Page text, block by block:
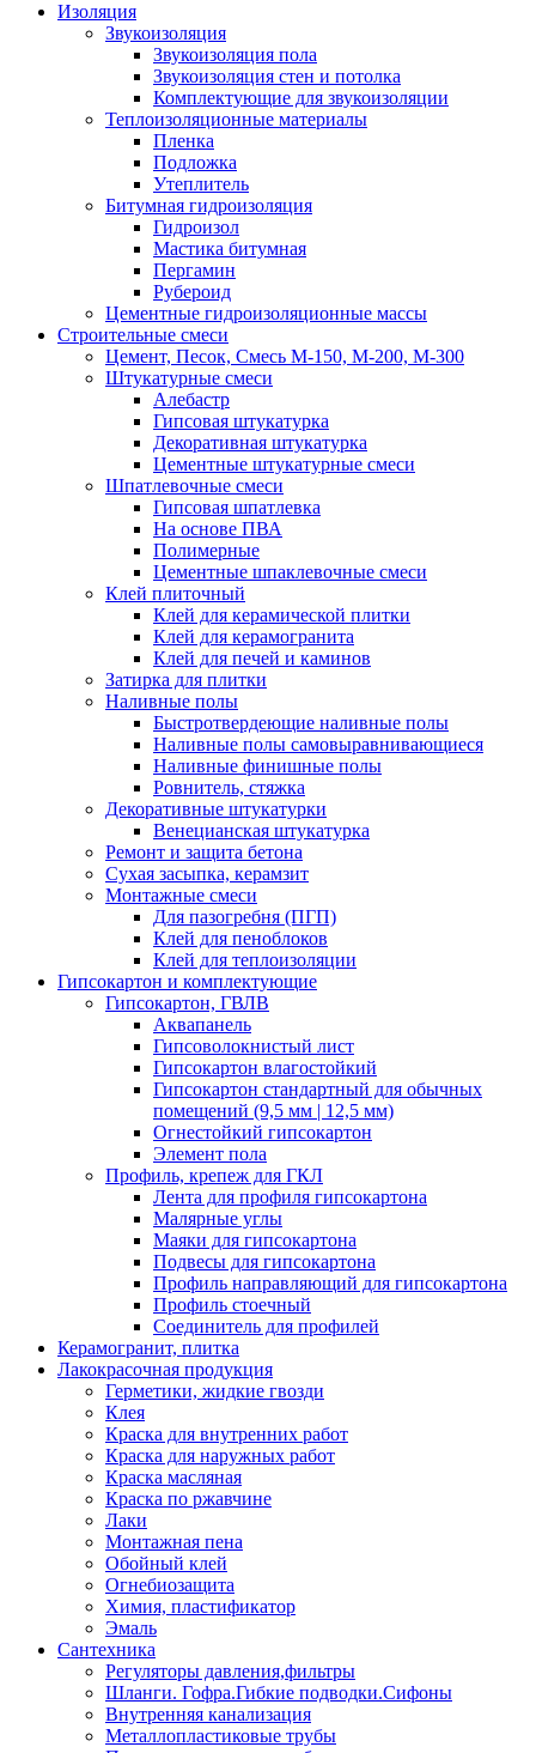
Изоляция
Звукоизоляция
Звукоизоляция пола
Звукоизоляция стен и потолка
Комплектующие для звукоизоляции
Теплоизоляционные материалы
Пленка
Подложка
Утеплитель
Битумная гидроизоляция
Гидроизол
Мастика битумная
Пергамин
Рубероид
Цементные гидроизоляционные массы
Строительные смеси
Цемент, Песок, Смесь М-150, М-200, М-300
Штукатурные смеси
Алебастр
Гипсовая штукатурка
Декоративная штукатурка
Цементные штукатурные смеси
Шпатлевочные смеси
Гипсовая шпатлевка
На основе ПВА
Полимерные
Цементные шпаклевочные смеси
Клей плиточный
Клей для керамической плитки
Клей для керамогранита
Клей для печей и каминов
Затирка для плитки
Наливные полы
Быстротвердеющие наливные полы
Наливные полы самовыравнивающиеся
Наливные финишные полы
Ровнитель, стяжка
Декоративные штукатурки
Венецианская штукатурка
Ремонт и защита бетона
Сухая засыпка, керамзит
Монтажные смеси
Для пазогребня (ПГП)
Клей для пеноблоков
Клей для теплоизоляции
Гипсокартон и комплектующие
Гипсокартон, ГВЛВ
Аквапанель
Гипсоволокнистый лист
Гипсокартон влагостойкий
Гипсокартон стандартный для обычных
помещений (9,5 мм | 12,5 мм)
Огнестойкий гипсокартон
Элемент пола
Профиль, крепеж для ГКЛ
Лента для профиля гипсокартона
Малярные углы
Маяки для гипсокартона
Подвесы для гипсокартона
Профиль направляющий для гипсокартона
Профиль стоечный
Соединитель для профилей
Керамогранит, плитка
Лакокрасочная продукция
Герметики, жидкие гвозди
Клея
Краска для внутренних работ
Краска для наружных работ
Краска масляная
Краска по ржавчине
Лаки
Монтажная пена
Обойный клей
Огнебиозащита
Химия, пластификатор
Эмаль
Сантехника
Регуляторы давления,фильтры
Шланги. Гофра.Гибкие подводки.Сифоны
Внутренняя канализация
Металлопластиковые трубы